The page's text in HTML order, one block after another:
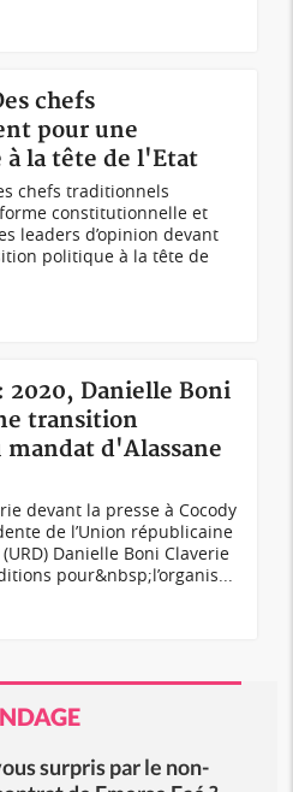
chefs
pour une
la tête de l'Etat
chefs traditionnels
constitutionnelle et
leaders d’opinion devant
politique à la tête de
2020, Danielle Boni
transition
d'Alassane
devant la presse à Cocody
de l’Union républicaine
Danielle Boni Claverie
pour&nbsp;l’organis...
surpris par le non-